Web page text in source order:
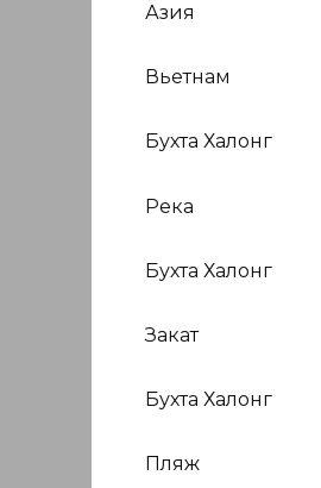
Азия
Вьетнам
Бухта Халонг
Река
Бухта Халонг
Закат
Бухта Халонг
Пляж